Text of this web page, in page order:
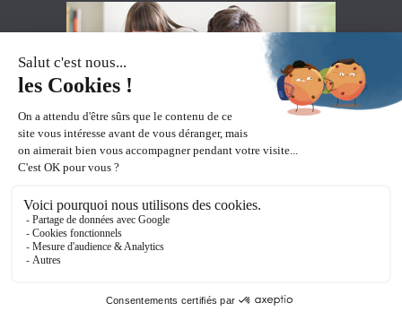
Copyright © 2026 Ceciaa . All rights reserved.